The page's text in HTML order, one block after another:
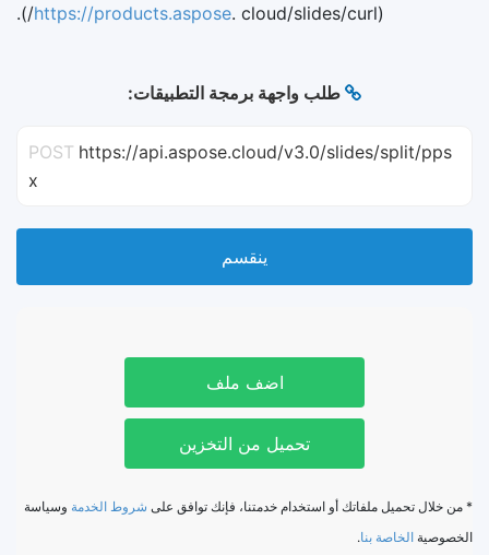
(
https://products.aspose. cloud/slides/curl/).
طلب واجهة برمجة التطبيقات:
POST https://api.aspose.cloud/v3.0/slides/split/pps
x
ينقسم
اضف ملف
تحميل من التخزين
* من خلال تحميل ملفاتك أو استخدام خدمتنا، فإنك توافق على شروط الخدمة وسياسة
الخصوصية الخاصة بنا.